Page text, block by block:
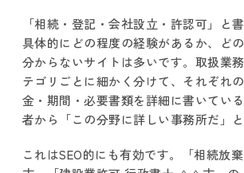
「相続・登記・会社設立・許認可」と
具体的にどの程度の経験があるか、ど
分からないサイトは多いです。取扱業
テゴリごとに細かく分けて、それぞれ
金・期間・必要書類を詳細に書いてい
者から「この分野に詳しい事務所だ」と
これはSEO的にも有効です。「相続